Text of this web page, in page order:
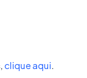
clique aqui.